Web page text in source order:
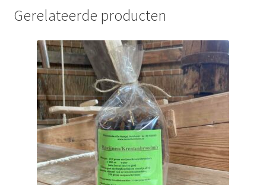
Gerelateerde producten